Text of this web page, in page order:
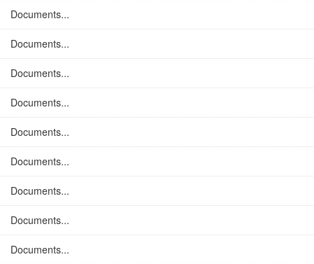
Documents...
Documents...
Documents...
Documents...
Documents...
Documents...
Documents...
Documents...
Documents...